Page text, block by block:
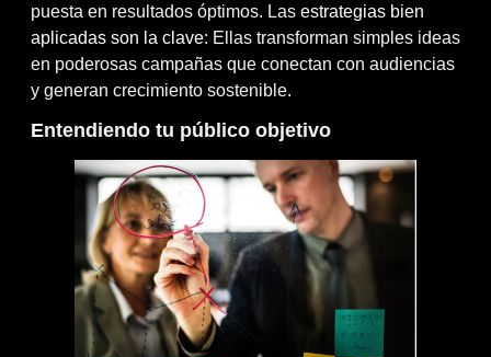
puesta en resultados óptimos. Las estrategias bien
aplicadas son la clave: Ellas transforman simples ideas
en poderosas campañas que conectan con audiencias
y generan crecimiento sostenible.
Entendiendo tu público objetivo